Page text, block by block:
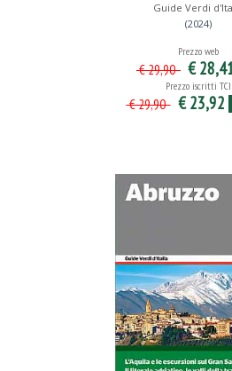
Guide Verdi
(2024)
Prezzo web
€ 29,90 €
Prezzo iscritti TCI
€ 29,90 € 23,92